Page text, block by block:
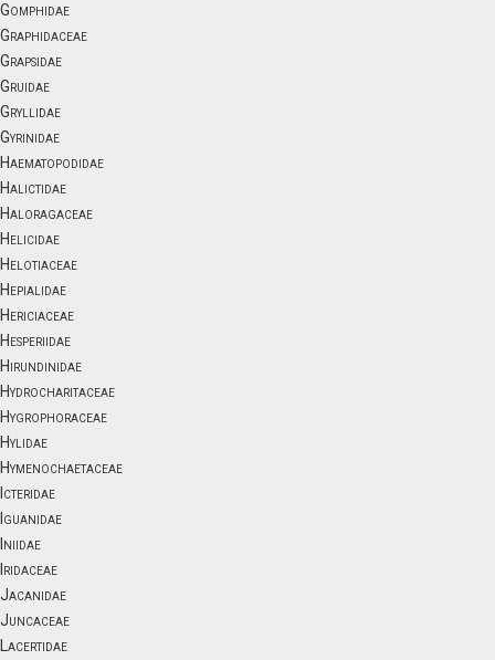
Gomphidae
Graphidaceae
Grapsidae
Gruidae
Gryllidae
Gyrinidae
Haematopodidae
Halictidae
Haloragaceae
Helicidae
Helotiaceae
Hepialidae
Hericiaceae
Hesperiidae
Hirundinidae
Hydrocharitaceae
Hygrophoraceae
Hylidae
Hymenochaetaceae
Icteridae
Iguanidae
Iniidae
Iridaceae
Jacanidae
Juncaceae
Lacertidae